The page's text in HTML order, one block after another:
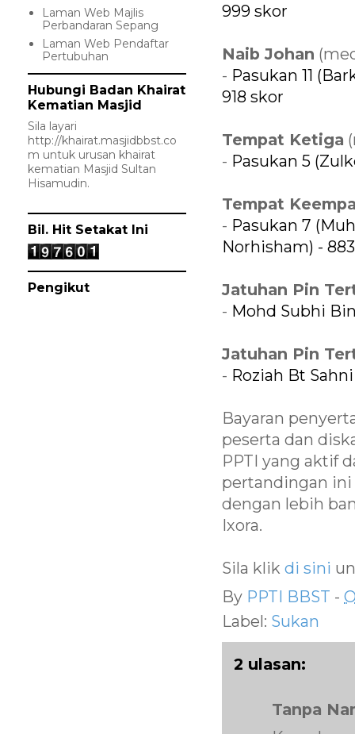
999 skor
Naib Johan
- Pasukan 11
918 skor
Tempat Ketiga
- Pasukan 5
Tempat
- Pasukan 7
Norhisham) -
Jatuhan Pin
- Mohd Subhi
Jatuhan Pin
- Roziah Bt
Bayaran
peserta dan
PPTI yang aktif
pertandingan ini
dengan lebih
Ixora.
Sila klik di sini
By PPTI BBST -
Label: Sukan
2 ulasan:
Tanpa
Laman Web Majlis
Perbandaran Sepang
Laman Web Pendaftar
Pertubuhan
Hubungi Badan Khairat
Kematian Masjid
Sila layari
http://khairat.masjidbbst.co
m untuk urusan khairat
kematian Masjid Sultan
Hisamudin.
Bil. Hit Setakat Ini
Pengikut